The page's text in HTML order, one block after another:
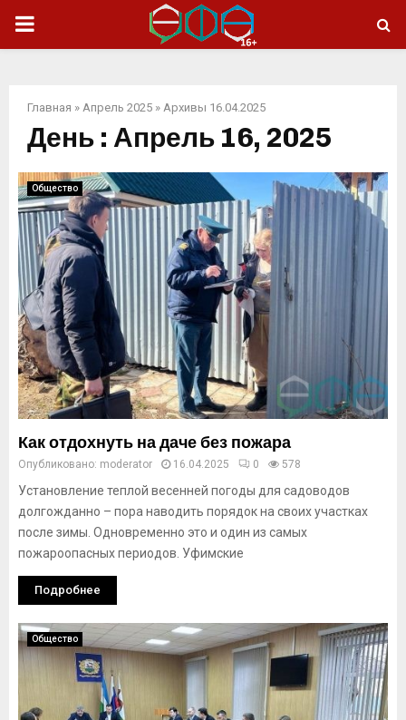
ОСНОВНОЕ
Главная » Апрель 2025 » Архивы 16.04.2025
День : Апрель 16, 2025
Общество
Как отдохнуть на даче без пожара
Опубликовано: moderator 16.04.2025 0 578
Установление теплой весенней погоды для садоводов
долгожданно – пора наводить порядок на своих участках
после зимы. Одновременно это и один из самых
пожароопасных периодов. Уфимские
Подробнее
Общество